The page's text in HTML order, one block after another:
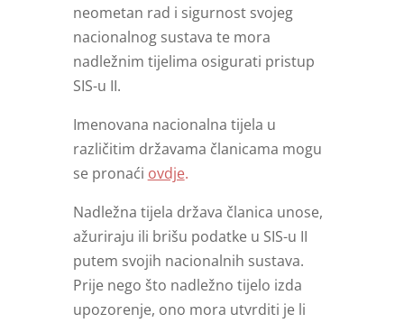
neometan rad i sigurnost svojeg
nacionalnog sustava te mora
nadležnim tijelima osigurati pristup
SIS-u II.
Imenovana nacionalna tijela u
različitim državama članicama mogu
se pronaći ovdje.
Nadležna tijela država članica unose,
ažuriraju ili brišu podatke u SIS-u II
putem svojih nacionalnih sustava.
Prije nego što nadležno tijelo izda
upozorenje, ono mora utvrditi je li